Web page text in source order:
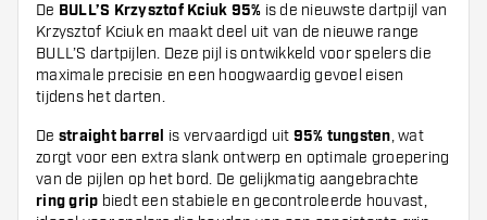
De BULL’S Krzysztof Kciuk 95% is de nieuwste dartpijl van
Krzysztof Kciuk en maakt deel uit van de nieuwe range
BULL’S dartpijlen. Deze pijl is ontwikkeld voor spelers die
maximale precisie en een hoogwaardig gevoel eisen
tijdens het darten.
De straight barrel is vervaardigd uit 95% tungsten, wat
zorgt voor een extra slank ontwerp en optimale groepering
van de pijlen op het bord. De gelijkmatig aangebrachte
ring grip biedt een stabiele en gecontroleerde houvast,